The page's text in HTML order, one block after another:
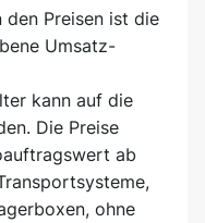
den Preisen ist die
Umsatz-
kann auf die
Die Preise
ab
ohne